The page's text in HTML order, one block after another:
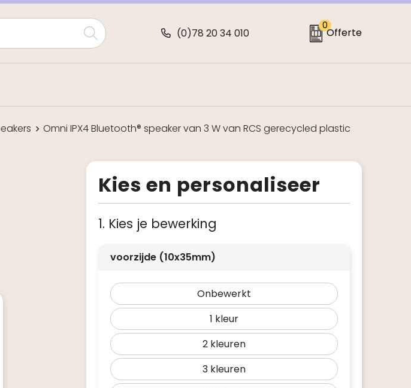
(0)78 20 34 010
0
Offerte
Omni IPX4 Bluetooth® speaker van 3 W van RCS gerecycled plastic
Kies en personaliseer
1. Kies je bewerking
voorzijde (10x35mm)
Onbewerkt
1
2
3